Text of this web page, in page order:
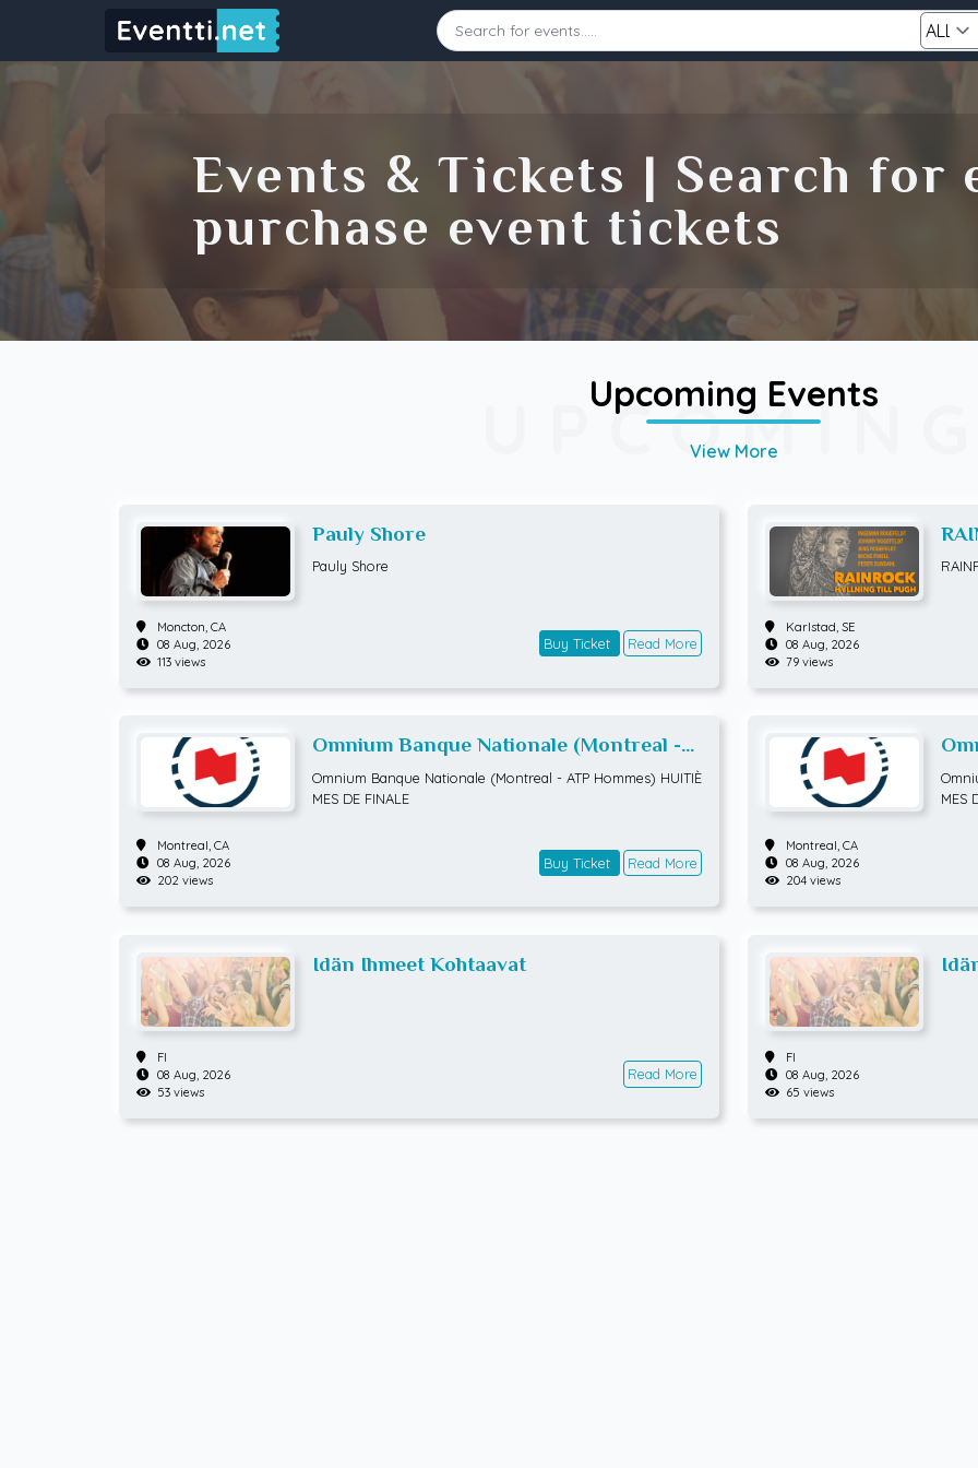
Starting Date
Search
Events & Tickets | Search for
purchase event tickets
UPCOMING
Upcoming Events
View More
Pauly Shore
Pauly Shore
Moncton, CA
08 Aug, 2026
113 views
Buy Ticket Read More
Karlstad, SE
08 Aug, 2026
79 views
Omnium Banque Nationale (Montreal -
ATP Hommes) HUITIÈMES DE FINALE
Omnium Banque Nationale (Montreal - ATP Hommes) HUITIÈ
MES DE FINALE
Montreal, CA
08 Aug, 2026
202 views
Buy Ticket Read More
MES
Montreal, CA
08 Aug, 2026
204 views
Idän Ihmeet Kohtaavat
FI
08 Aug, 2026
53 views
Read More
FI
08 Aug, 2026
65 views